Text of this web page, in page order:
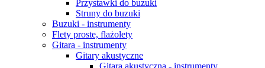
Przystawki do buzuki
Struny do buzuki
Buzuki - instrumenty
Flety proste, flażolety
Gitara - instrumenty
Gitary akustyczne
Gitara akustyczna - instrumenty